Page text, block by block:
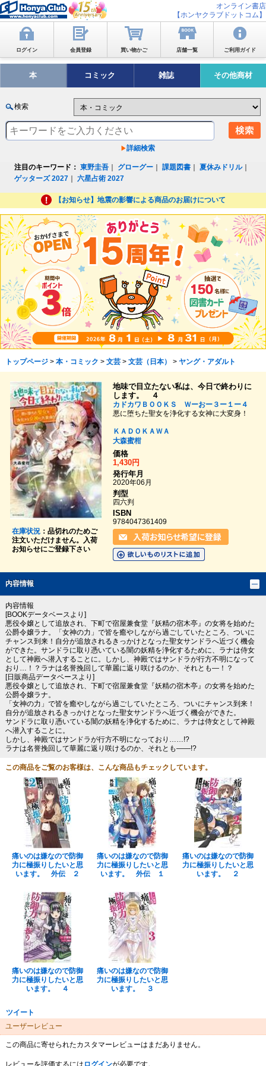
オンライン書店
【ホンヤクラブドットコム】
ログイン 会員登録 買い物かご 店舗一覧 ご利用ガイド
本 コミック 雑誌 その他商材
検索
詳細検索
注目のキーワード： 東野圭吾 グローグー ｜課題図書 ｜夏休みドリル｜
ゲッターズ 2027 ｜六星占術 2027
【お知らせ】地震の影響による商品のお届けについて
トップページ> 本・コミック > 文芸> 文芸（日本） > ヤング・アダルト
在庫状況：品切れのためご
注文いただけません。入荷
お知らせにご登録下さい
地味で目立たない私は、今日で終わりに
します。 ４
カドカワＢＯＯＫＳ Ｗーおー３ー１ー４
悪に堕ちた聖女を浄化する女神に大変身！
ＫＡＤＯＫＡＷＡ
大森蜜柑
価格
1,430円
発行年月
2020年06月
判型
四六判
ISBN
9784047361409
内容情報
内容情報
[BOOKデータベースより]
悪役令嬢として追放され、下町で宿屋兼食堂『妖精の宿木亭』の女将を始めた
公爵令嬢ラナ。「女神の力」で皆を癒やしながら過ごしていたところ、ついに
チャンス到来！自分が追放されるきっかけとなった聖女サンドラへ近づく機会
ができた。サンドラに取り憑いている闇の妖精を浄化するために、ラナは侍女
として神殿へ潜入することに。しかし、神殿ではサンドラが行方不明になって
おり…！？ラナは名誉挽回して華麗に返り咲けるのか、それとも―！？
[日販商品データベースより]
悪役令嬢として追放され、下町で宿屋兼食堂『妖精の宿木亭』の女将を始めた
公爵令嬢ラナ。
「女神の力」で皆を癒やしながら過ごしていたところ、ついにチャンス到来！
自分が追放されるきっかけとなった聖女サンドラへ近づく機会ができた。
サンドラに取り憑いている闇の妖精を浄化するために、ラナは侍女として神殿
へ潜入することに。
しかし、神殿ではサンドラが行方不明になっており……!?
ラナは名誉挽回して華麗に返り咲けるのか、それとも――!?
この商品をご覧のお客様は、こんな商品もチェックしています。
痛いのは嫌なので防御
力に極振りしたいと思
います。 外伝 ２
痛いのは嫌なので防御
力に極振りしたいと思
います。 外伝 １
痛いのは嫌なので防御
力に極振りしたいと思
います。 ２
痛いのは嫌なので防御
力に極振りしたいと思
います。 ４
痛いのは嫌なので防御
力に極振りしたいと思
います。 ３
ツイート
ユーザーレビュー
この商品に寄せられたカスタマーレビューはまだありません。